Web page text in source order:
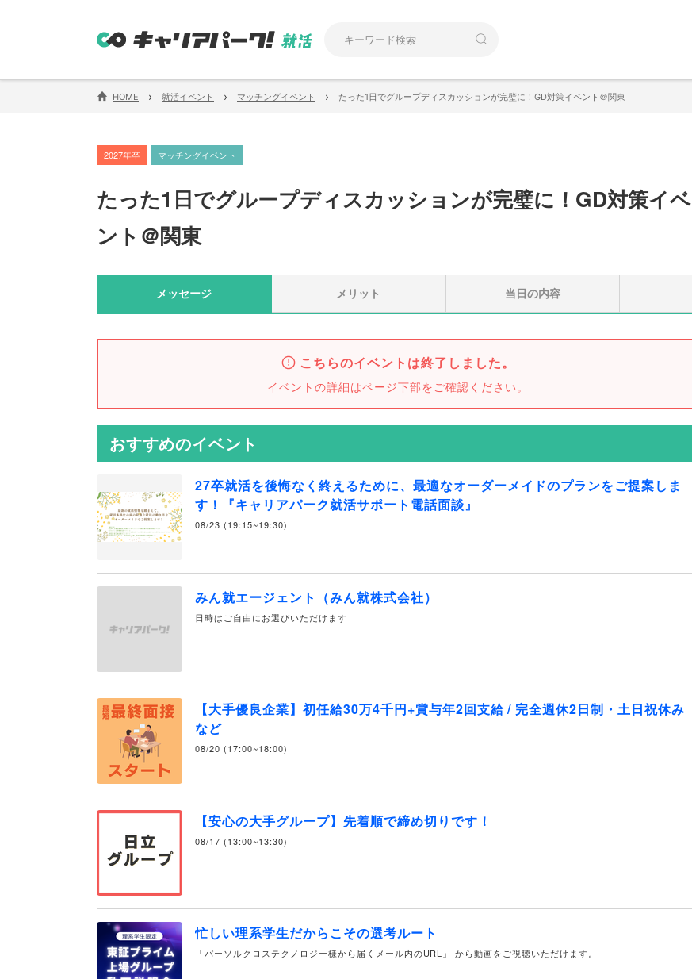
HOME › 就活イベント › マッチングイベント › たった1日でグループディスカッションが完璧に！GD対策イベント＠関東
2027年卒 マッチングイベント
たった1日でグループディスカッションが完璧に！GD対策イベ
ント＠関東
メッセージ メリット 当日の内容
こちらのイベントは終了しました。
イベントの詳細はページ下部をご確認ください。
おすすめのイベント
27卒就活を後悔なく終えるために、最適なオーダーメイドのプランをご提案しま
す！『キャリアパーク就活サポート電話面談』
08/23 (19:15~19:30)
みん就エージェント（みん就株式会社）
日時はご自由にお選びいただけます
【大手優良企業】初任給30万4千円+賞与年2回支給 / 完全週休2日制・土日祝休み
など
08/20 (17:00~18:00)
【安心の大手グループ】先着順で締め切りです！
08/17 (13:00~13:30)
忙しい理系学生だからこその選考ルート
「パーソルクロステクノロジー様から届くメール内のURL」 から動画をご視聴いただけます。